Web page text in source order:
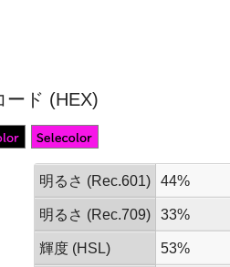
ード (HEX)
明るさ (Rec.601) 44%
明るさ (Rec.709) 33%
輝度 (HSL) 53%